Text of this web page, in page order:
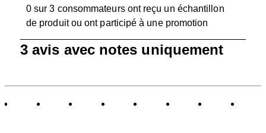
0 sur 3 consommateurs ont reçu un échantillon
de produit ou ont participé à une promotion
sur
3 avis avec notes uniquement